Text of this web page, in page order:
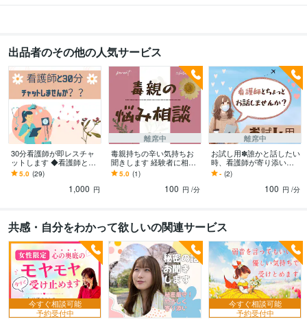
得意分野
悩み相談 看護師 保健師 ケアマネ
悩み相談・カウンセリング ＊人間関係の悩み
談 ＊趣味のお話 ＊毒親について
人間関係 医療関係 自己肯定感 話し相手 恋愛 相談しにくい悩み
趣味
毒親
性の悩み 子なし
学歴
大卒 2023年2月 ~ 2024年7月
出品者のその他の人気サービス
30分看護師が即レスチャ
ットします ◆看護師と即
レスチャット◆雑談/相談
◆何でも✧*
5.0 (29)
1,000 円
離席中
毒親持ちの辛い気持ちお
聞きします 経験者に相談
◆親子関係/毒親の辛さ/自
己肯定感が低い/看護師
5.0 (1)
100 円 /分
離席中
お試し用✽誰かと話したい
時、看護師が寄り添いま
す ◆寂しい気持ち吐き出
してください/1分でも/気
- (2)
100 円 /分
共感・自分をわかって欲しいの関連サービス
今すぐ相談可能
予約受付中
今すぐ相談可能
予約受付中